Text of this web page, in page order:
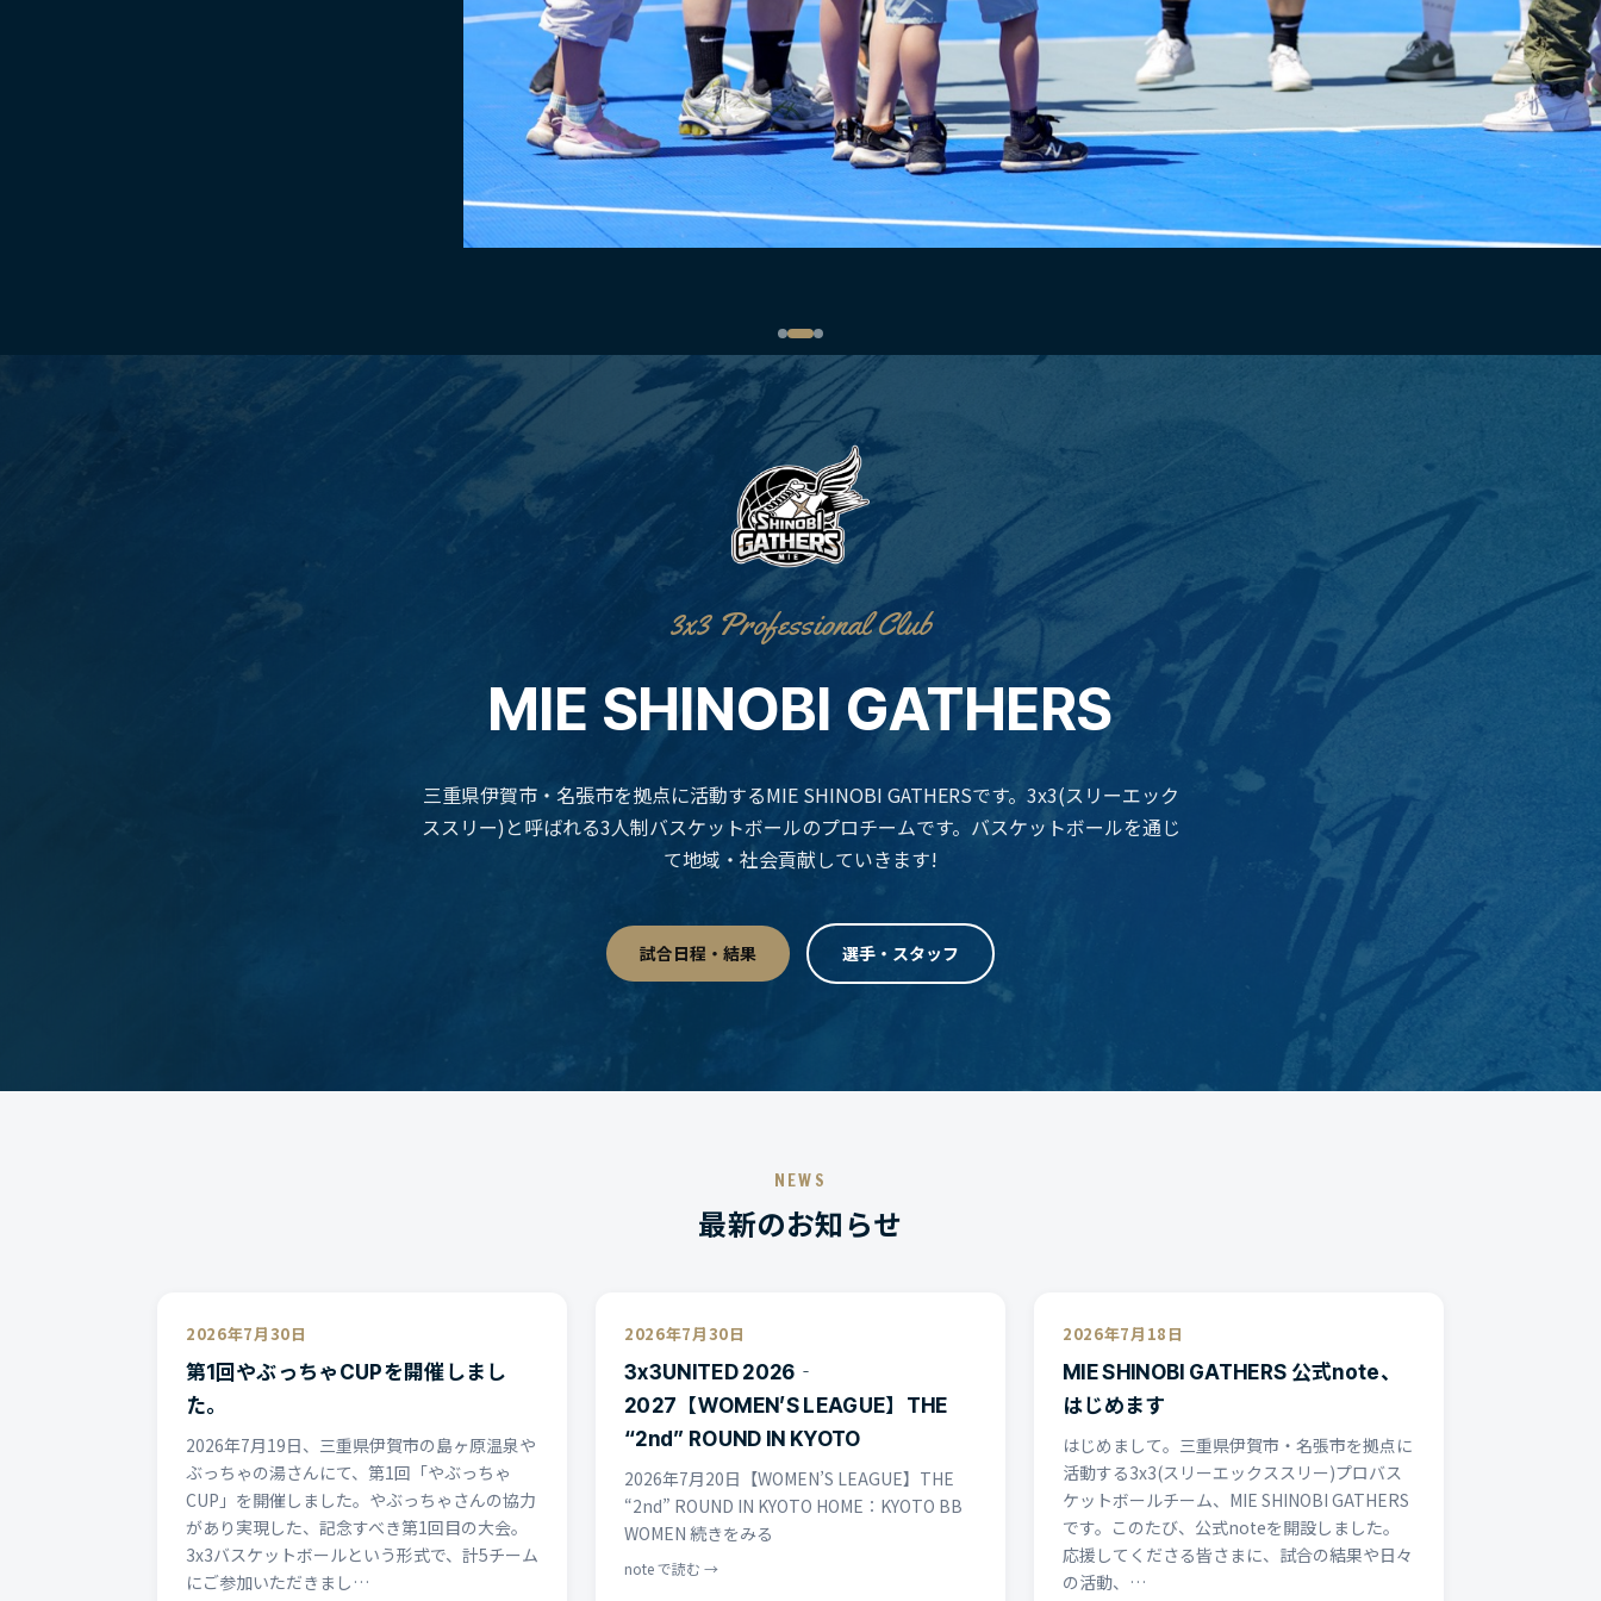
3x3 Professional Club
MIE SHINOBI GATHERS
三重県伊賀市・名張市を拠点に活動するMIE SHINOBI GATHERSです。3x3(スリーエック
ススリー)と呼ばれる3人制バスケットボールのプロチームです。バスケットボールを通じ
て地域・社会貢献していきます!
試合日程・結果 選手・スタッフ
NEWS
最新のお知らせ
2026年7月30日
第1回やぶっちゃCUPを開催しまし
た。
2026年7月19日、三重県伊賀市の島ヶ原温泉や
ぶっちゃの湯さんにて、第1回「やぶっちゃ
CUP」を開催しました。やぶっちゃさんの協力
があり実現した、記念すべき第1回目の大会。
3x3バスケットボールという形式で、計5チーム
にご参加いただきまし…
2026年7月30日
3x3UNITED 2026‐
2027【WOMEN’S LEAGUE】THE
“2nd” ROUND IN KYOTO
2026年7月20日【WOMEN’S LEAGUE】THE
“2nd” ROUND IN KYOTO HOME∶KYOTO BB
WOMEN 続きをみる
note で読む →
2026年7月18日
MIE SHINOBI GATHERS 公式note、
はじめます
はじめまして。三重県伊賀市・名張市を拠点に
活動する3x3(スリーエックススリー)プロバス
ケットボールチーム、MIE SHINOBI GATHERS
です。このたび、公式noteを開設しました。
応援してくださる皆さまに、試合の結果や日々
の活動、…